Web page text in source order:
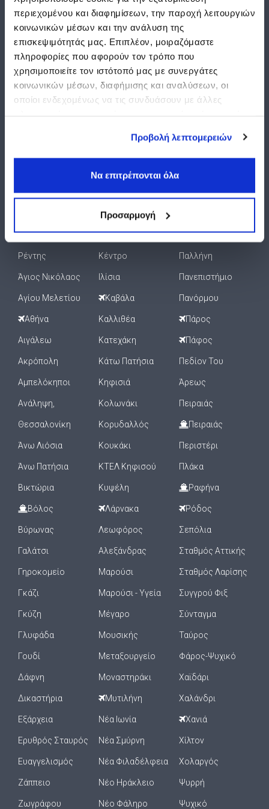
περιεχομένου και διαφημίσεων, την παροχή λειτουργιών
κοινωνικών μέσων και την ανάλυση της
επισκεψιμότητάς μας. Επιπλέον, μοιραζόμαστε
πληροφορίες που αφορούν τον τρόπο που
χρησιμοποιείτε τον ιστότοπό μας με συνεργάτες
κοινωνικών μέσων, διαφήμισης και αναλύσεων, οι
οποίοι ενδεχομένως να τις συνδυάσουν με άλλες
Προβολή λεπτομερειών
Να επιτρέπονται όλα
Προσαρμογή
ΓΙΑ ΧΩΡΟΥΣ
ΣΤΑΘΜΕΥΣΗΣ
Πρόγραμμα Διαχείρισης
Επικοινωνία
Είσοδος Συνεργατών
FOLLOW US
Αγία Παρασκευή
Άγιος Ιωάννης
Ρέντης
Άγιος Νικόλαος
Αγίου Μελετίου
Αθήνα
Αιγάλεω
Ακρόπολη
Αμπελόκηποι
Ανάληψη,
Θεσσαλονίκη
Άνω Λιόσια
Άνω Πατήσια
Βικτώρια
Βόλος
Βύρωνας
Γαλάτσι
Γηροκομείο
Γκάζι
Γκύζη
Γλυφάδα
Γουδί
Δάφνη
Δικαστήρια
Εξάρχεια
Ερυθρός Σταυρός
Ευαγγελισμός
Ζάππειο
Ζωγράφου
Θεσσαλονίκη -
Ιπποκράτειο
Θεσσαλονίκη -
Κέντρο
Ιλίσια
Καβάλα
Καλλιθέα
Κατεχάκη
Κάτω Πατήσια
Κηφισιά
Κολωνάκι
Κορυδαλλός
Κουκάκι
ΚΤΕΛ Κηφισού
Κυψέλη
Λάρνακα
Λεωφόρος
Αλεξάνδρας
Μαρούσι
Μαρούσι - Υγεία
Μέγαρο
Μουσικής
Μεταξουργείο
Μοναστηράκι
Μυτιλήνη
Νέα Ιωνία
Νέα Σμύρνη
Νέα Φιλαδέλφεια
Νέο Ηράκλειο
Νέο Φάληρο
Ομόνοια
Παλαιό Φάληρο
Παλλήνη
Πανεπιστήμιο
Πανόρμου
Πάρος
Πάφος
Πεδίον Του
Άρεως
Πειραιάς
Πειραιάς
Περιστέρι
Πλάκα
Ραφήνα
Ρόδος
Σεπόλια
Σταθμός Αττικής
Σταθμός Λαρίσης
Συγγρού Φιξ
Σύνταγμα
Ταύρος
Φάρος-Ψυχικό
Χαϊδάρι
Χαλάνδρι
Χανιά
Χίλτον
Χολαργός
Ψυρρή
Ψυχικό